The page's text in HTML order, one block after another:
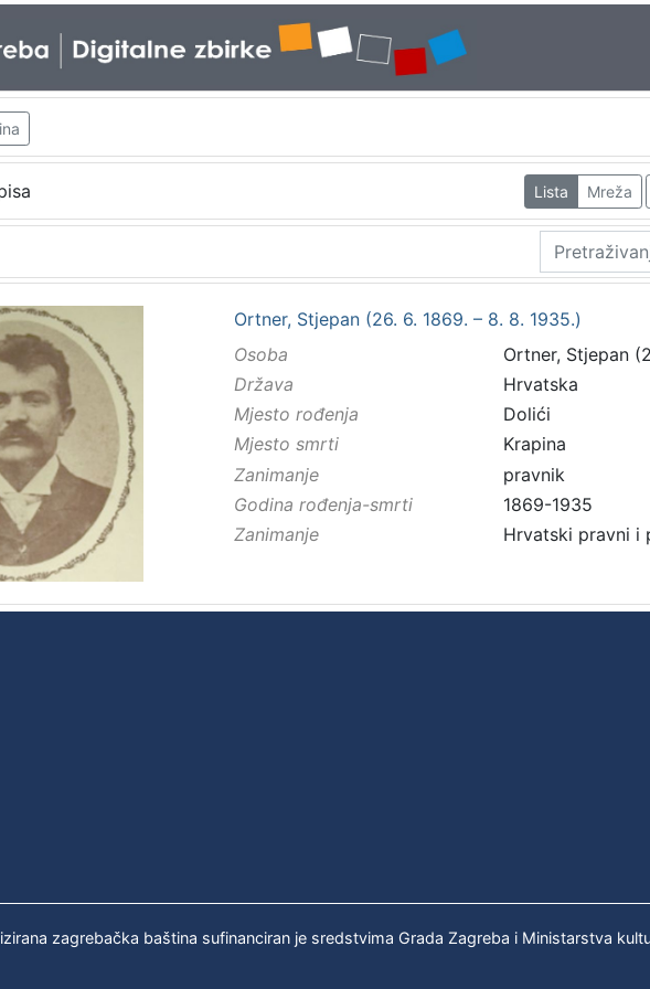
Lista Mreža
Ortner, Stjepan (26. 6. 1869. – 8. 8. 1935.)
Osoba
Ortner, Stjepan
Država
Hrvatska
Mjesto rođenja
Dolići
Mjesto smrti
Krapina
Zanimanje
pravnik
Godina rođenja-smrti
1869-1935
Zanimanje
Hrvatski pravni i
zagrebačka baština sufinanciran je sredstvima Grada Zagreba i Ministarstva